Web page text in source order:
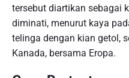
tersebut diartikan sebagai
diminati, menurut kaya
telinga dengan kian getol,
Kanada, bersama Eropa.